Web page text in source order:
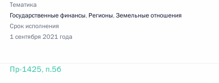
Тематика
Государственные финансы, Регионы,Земельные отношения
Срок исполнения
1 сентября 2021 года
Пр-1425, п.5б